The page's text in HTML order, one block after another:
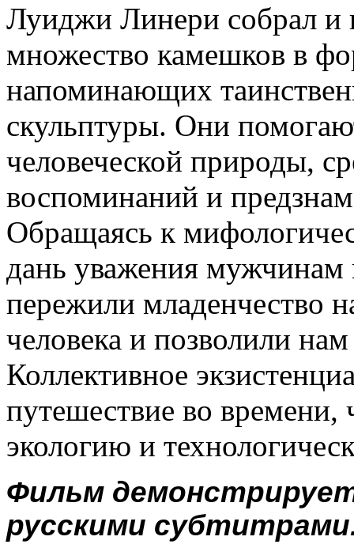
Луиджи Линери собрал и
множество камешков в
напоминающих
скульптуры. Они
человеческой природы,
воспоминаний и
Обращаясь к
дань уважения
пережили младенчество
человека и позволили
Коллективное
путешествие во времени,
экологию и
Фильм
русскими